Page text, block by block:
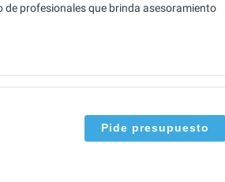
de profesionales que brinda asesoramiento
Pide presupuesto